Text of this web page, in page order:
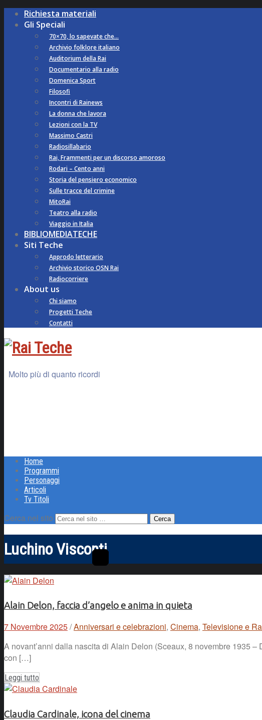
Richiesta materiali
Gli Speciali
70×70, lo sapevate che…
Archivio folklore italiano
Auditorium della Rai
Documentario alla radio
Domenica Sport
Filosofi
Incontri di Rainews
La donna che lavora
Lezioni con la TV
Massimo Castri
Radiosillabario
Rai, Frammenti per un discorso amoroso
Rodari – Cento anni
Storia del pensiero economico
Sulle tracce del crimine
MitoRai
Teatro alla radio
Viaggio in Italia
BIBLIOMEDIATECHE
Siti Teche
Approdo letterario
Archivio storico OSN Rai
Radiocorriere
About us
Chi siamo
Progetti Teche
Contatti
Molto più di quanto ricordi
Home
Programmi
Personaggi
Articoli
Tv Titoli
Cerca nel sito
Luchino Visconti
Alain Delon, faccia d’angelo e anima in quieta
7 Novembre 2025/Anniversari e celebrazioni, Cinema, Televisione e
A novant’anni dalla nascita di Alain Delon (Sceaux, 8 novembre 1935
con […]
Leggi tutto
Claudia Cardinale, icona del cinema